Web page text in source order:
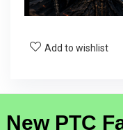
Add to wishlist